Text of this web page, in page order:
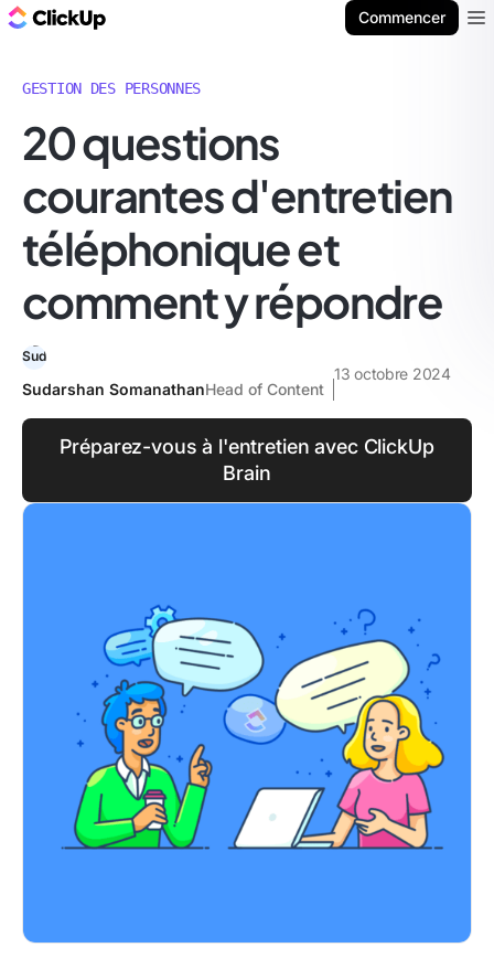
Commencer
GESTION DES PERSONNES
20 questions
courantes d'entretien
téléphonique et
comment y répondre
Sudarshan SomanathanHead of Content
13 octobre 2024
Préparez-vous à l'entretien avec ClickUp
Brain